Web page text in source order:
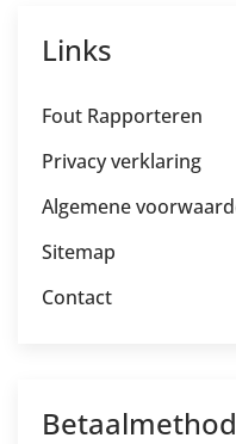
Links
Fout Rapporteren
Privacy verklaring
Algemene
Sitemap
Contact